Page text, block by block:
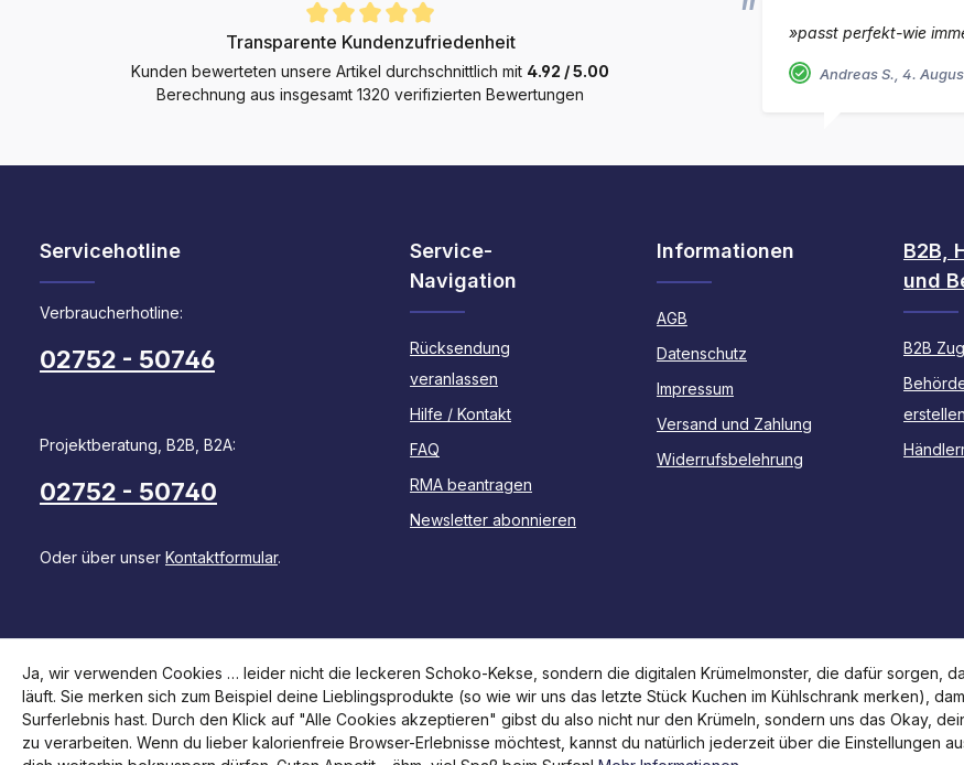
Durchschnittliche Bewertung von 4.9 von 5 Sternen
Transparente Kundenzufriedenheit
Kunden bewerteten unsere Artikel durchschnittlich mit 4.92 / 5.00
Berechnung aus insgesamt 1320 verifizierten Bewertungen
»passt perfekt-wie
Andreas S., 4.
Servicehotline
Verbraucherhotline:
02752 - 50746
Projektberatung, B2B, B2A:
02752 - 50740
Oder über unser Kontaktformular.
Service-
Navigation
Rücksendung
veranlassen
Hilfe / Kontakt
FAQ
RMA beantragen
Newsletter abonnieren
Informationen
AGB
Datenschutz
Impressum
Versand und Zahlung
Widerrufsbelehrung
B2B,
und
B2B
erstellen
Alle Preise inkl. gesetzl. Mehrwertsteuer zzgl.
Ja, wir verwenden Cookies … leider nicht die leckeren Schoko-Kekse, sondern die digitalen Krümelmonster, die dafür sorgen,
läuft. Sie merken sich zum Beispiel deine Lieblingsprodukte (so wie wir uns das letzte Stück Kuchen im Kühlschrank merken),
Surferlebnis hast. Durch den Klick auf "Alle Cookies akzeptieren" gibst du also nicht nur den Krümeln, sondern uns das Okay,
zu verarbeiten. Wenn du lieber kalorienfreie Browser-Erlebnisse möchtest, kannst du natürlich jederzeit über die Einstellungen